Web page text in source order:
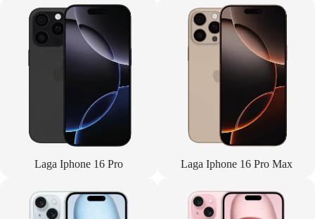
Laga Iphone 16 Pro Laga Iphone 16 Pro Max